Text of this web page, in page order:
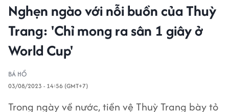
Nghẹn ngào với nỗi buồn của Thuỳ
Trang: 'Chỉ mong ra sân 1 giây ở
World Cup'
BÁ HỔ
03/08/2023 - 14:56 (GMT+7)
Trong ngày về nước, tiền vệ Thuỳ Trang bày tỏ